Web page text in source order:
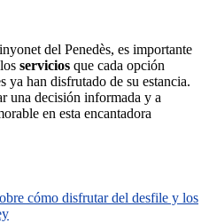
del Penedès, es importante
servicios que cada opción
ya han disfrutado de su estancia.
una decisión informada y a
en esta encantadora
cómo disfrutar del desfile y los